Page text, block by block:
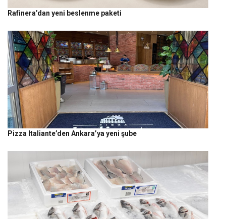
Rafinera’dan yeni beslenme paketi
Pizza Italiante’den Ankara’ya yeni şube